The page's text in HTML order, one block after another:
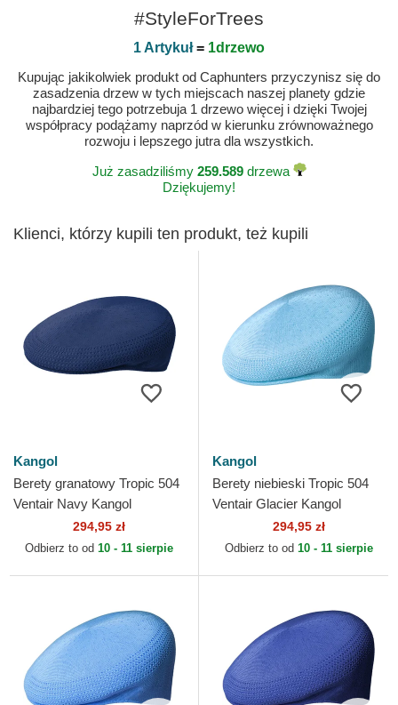
#StyleForTrees
1 Artykuł= 1drzewo
Kupując jakikolwiek produkt od Caphunters przyczynisz się do
zasadzenia drzew w tych miejscach naszej planety gdzie
najbardziej tego potrzebuja 1 drzewo więcej i dzięki Twojej
współpracy podążamy naprzód w kierunku zrównoważnego
rozwoju i lepszego jutra dla wszystkich.
Już zasadziliśmy 259.589drzewa
Dziękujemy!
Klienci, którzy kupili ten produkt, też kupili
Kangol
Berety granatowy Tropic 504
Ventair Navy Kangol
294,95 zł
Odbierz to od 10 - 11 sierpie
Kangol
Berety niebieski Tropic 504
Ventair Glacier Kangol
294,95 zł
Odbierz to od 10 - 11 sierpie